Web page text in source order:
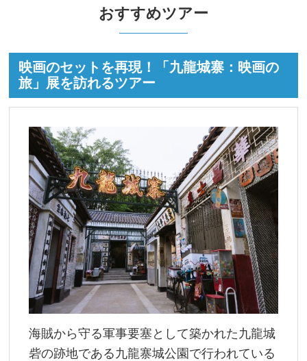
大阪発
福岡発
おすすめツアー
映画のセットを再現！「九龍城寨：映画の
旅」展を訪れるツアー
海賊から守る軍事要塞として築かれた九龍城
砦の跡地である九龍寨城公園で行われている